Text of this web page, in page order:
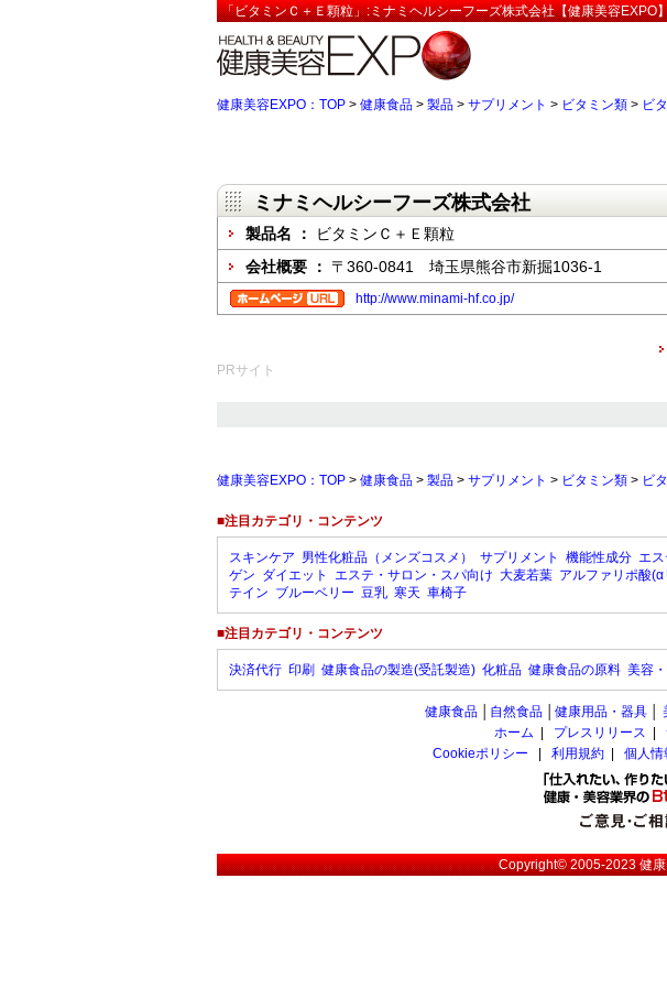
「ビタミンＣ＋Ｅ顆粒」:ミナミヘルシーフーズ株式会社【健康美容EXPO
健康美容EXPO：TOP > 健康食品 > 製品 > サプリメント > ビタミン類 > ビ
ミナミヘルシーフーズ株式会社
製品名 ：
ビタミンＣ＋Ｅ顆粒
会社概要 ： 〒360-0841 埼玉県熊谷市新掘1036-1
http://www.minami-hf.co.jp/
PRサイト
健康美容EXPO：TOP > 健康食品 > 製品 > サプリメント > ビタミン類 > ビ
■注目カテゴリ・コンテンツ
スキンケア 男性化粧品（メンズコスメ） サプリメント 機能性成分 エ
ゲン ダイエット エステ・サロン・スパ向け 大麦若葉 アルファリポ酸(α
テイン ブルーベリー 豆乳 寒天 車椅子
■注目カテゴリ・コンテンツ
決済代行 印刷 健康食品の製造(受託製造) 化粧品 健康食品の原料 美容
健康食品 自然食品 健康用品・器具
ホーム
プレスリリース
Cookieポリシー
利用規約 個人情
Copyright© 2005-2023健